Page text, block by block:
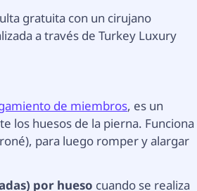
gratuita con un cirujano
a través de Turkey Luxury
de miembros, es un
los huesos de la pierna. Funciona
para luego romper y alargar
por hueso cuando se realiza